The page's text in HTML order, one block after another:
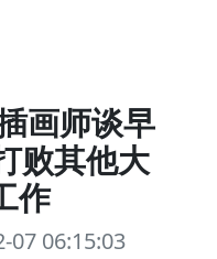
画师谈早
败其他大
作
07 06:15:03